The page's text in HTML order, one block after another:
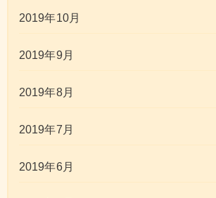
2019年10月
2019年9月
2019年8月
2019年7月
2019年6月